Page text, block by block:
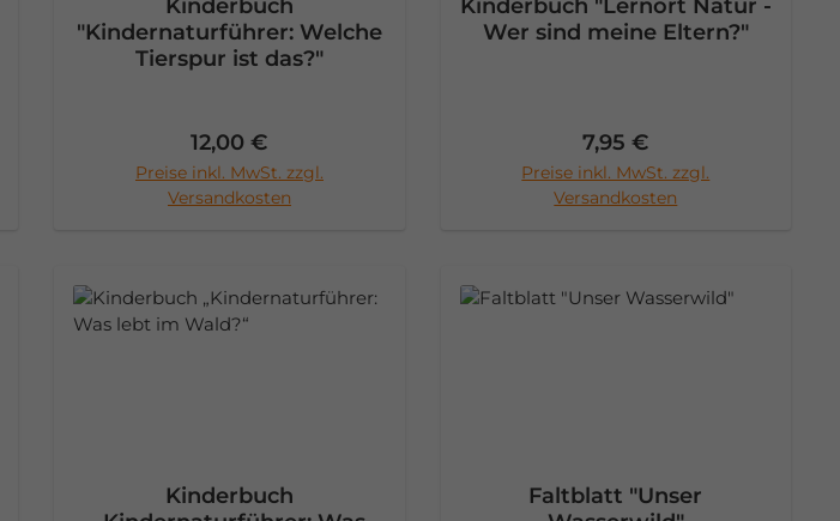
Kinderbuch
"Kindernaturführer: Welche
Tierspur ist das?"
Regulärer Preis:
12,00 €
Preise inkl. MwSt. zzgl.
Versandkosten
In den Warenkorb
Kinderbuch "Lernort Natur -
Wer sind meine Eltern?"
Regulärer Preis:
7,95 €
Preise inkl. MwSt. zzgl.
Versandkosten
In den Warenkorb
Kinderbuch
Faltblatt "Unser